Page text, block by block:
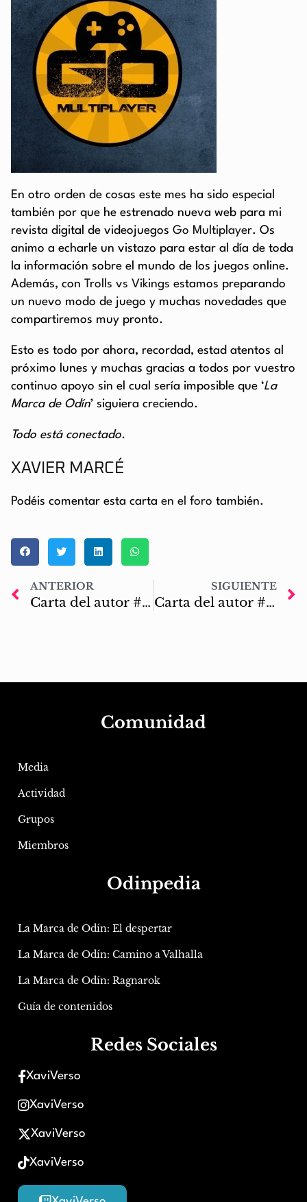
En otro orden de cosas este mes ha sido especial
también por que he estrenado nueva web para mi
revista digital de videojuegos Go Multiplayer. Os
animo a echarle un vistazo para estar al día de toda
la información sobre el mundo de los juegos online.
Además, con
Trolls vs Vikings estamos preparando
un nuevo modo de juego y muchas novedades que
compartiremos muy pronto.
Esto es todo por ahora, recordad, estad atentos al
próximo lunes y muchas gracias a todos por vuestro
continuo apoyo sin el cual sería imposible que ‘La
Marca de Odín’ siguiera creciendo.
Todo está conectado.
XAVIER MARCÉ
Podéis comentar esta carta en el foro también.
ANTERIOR
Carta del autor #21: Una nueva dimensión
SIGUIENTE
Carta del autor #23: La calma que procede la tormenta
Comunidad
Media
Actividad
Grupos
Miembros
Odinpedia
La Marca de Odín: El despertar
La Marca de Odín: Camino a Valhalla
La Marca de Odín: Ragnarok
Guía de contenidos
Redes Sociales
XaviVerso
XaviVerso
XaviVerso
XaviVerso